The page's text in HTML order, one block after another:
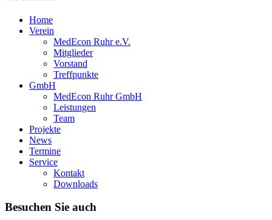
Home
Verein
MedEcon Ruhr e.V.
Mitglieder
Vorstand
Treffpunkte
GmbH
MedEcon Ruhr GmbH
Leistungen
Team
Projekte
News
Termine
Service
Kontakt
Downloads
Besuchen Sie auch